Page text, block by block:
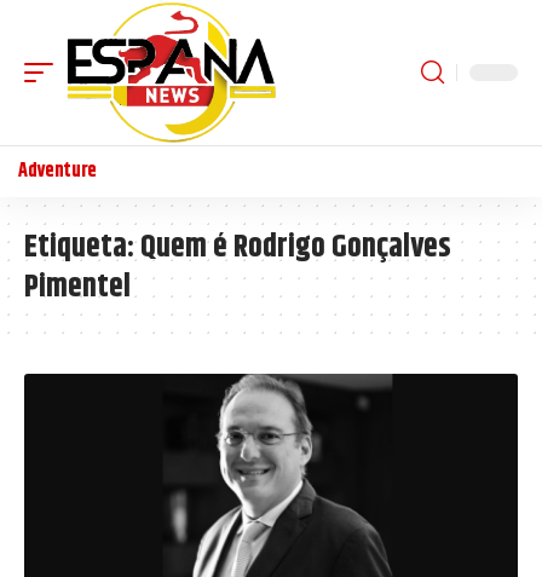
Adventure
Etiqueta:Quem é Rodrigo Gonçalves
Pimentel